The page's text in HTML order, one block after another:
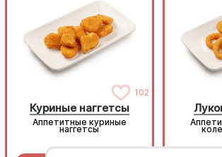
102
Куриные наггетсы
Аппетитные куриные
наггетсы